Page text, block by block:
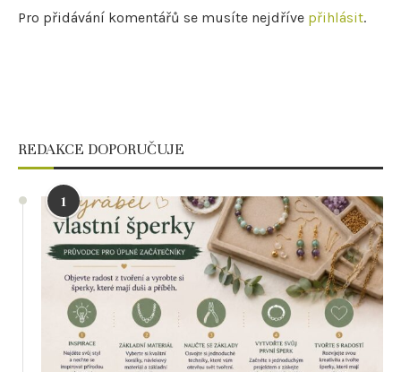
Pro přidávání komentářů se musíte nejdříve přihlásit.
REDAKCE DOPORUČUJE
1